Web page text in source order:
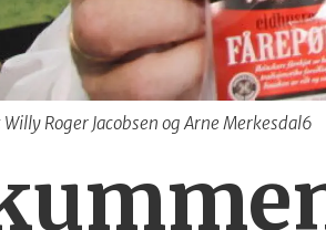
Willy Roger Jacobsen og Arne Merkesdal6